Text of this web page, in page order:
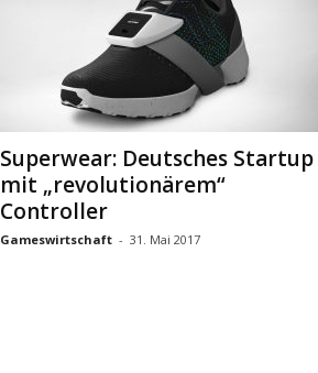
Superwear: Deutsches Startup
mit „revolutionärem“
Controller
Gameswirtschaft - 31. Mai 2017